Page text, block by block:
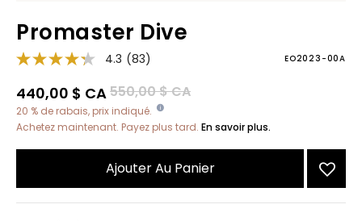
Promaster Dive
4.3 (83) EO2023-00A
Prix réduit de
550,00 $ CAà
440,00 $ CA
20 % de rabais, prix indiqué.
Achetez maintenant. Payez plus tard. En savoir plus.
Ajouter Au Panier